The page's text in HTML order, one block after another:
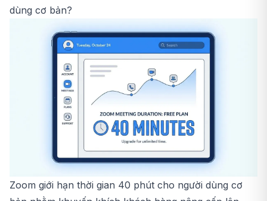
dùng cơ bản?
Zoom giới hạn thời gian 40 phút cho người dùng cơ